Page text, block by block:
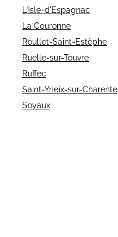
L'Isle-d'Espagnac
La Couronne
Roullet-Saint-Estèphe
Ruelle-sur-Touvre
Ruffec
Saint-Yrieix-sur-Charente
Soyaux